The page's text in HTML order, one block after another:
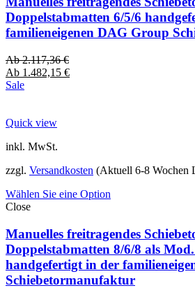
Doppelstabmatten 6/5/6
familieneigenen DAG Group
Ab2.117,36€
Ab 1.482,15 €
Sale
Quick view
inkl. MwSt.
zzgl. Versandkosten (Aktuell 6-8 Wochen
Wählen Sie eine Option
Close
Manuelles freitragendes
Doppelstabmatten 8/6/8 als
handgefertigt in der
Schiebetormanufaktur